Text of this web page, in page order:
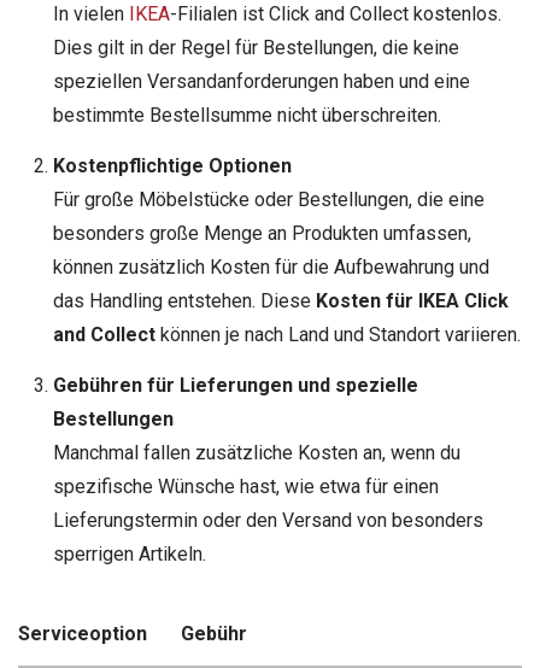
In vielen IKEA-Filialen ist Click and Collect kostenlos.
Dies gilt in der Regel für Bestellungen, die keine
speziellen Versandanforderungen haben und eine
bestimmte Bestellsumme nicht überschreiten.
Kostenpflichtige Optionen
Für große Möbelstücke oder Bestellungen, die eine
besonders große Menge an Produkten umfassen,
können zusätzlich Kosten für die Aufbewahrung und
das Handling entstehen. Diese Kosten für IKEA Click
and Collectkönnen je nach Land und Standort variieren.
Gebühren für Lieferungen und spezielle
Bestellungen
Manchmal fallen zusätzliche Kosten an, wenn du
spezifische Wünsche hast, wie etwa für einen
Lieferungstermin oder den Versand von besonders
sperrigen Artikeln.
Serviceoption Gebühr